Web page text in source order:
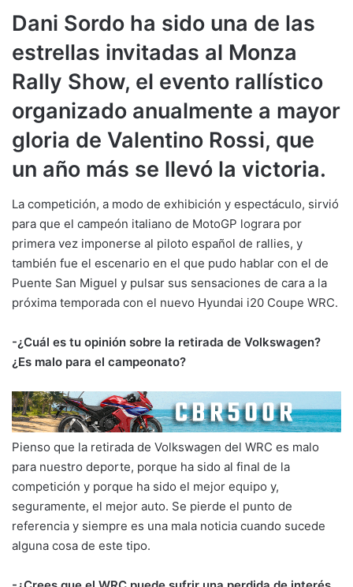
Dani Sordo ha sido una de las
estrellas invitadas al Monza
Rally Show, el evento rallístico
organizado anualmente a mayor
gloria de Valentino Rossi, que
un año más se llevó la victoria.
La competición, a modo de exhibición y espectáculo, sirvió
para que el campeón italiano de MotoGP lograra por
primera vez imponerse al piloto español de rallies, y
también fue el escenario en el que pudo hablar con el de
Puente San Miguel y pulsar sus sensaciones de cara a la
próxima temporada con el nuevo Hyundai i20 Coupe WRC.
-¿Cuál es tu opinión sobre la retirada de Volkswagen?
¿Es malo para el campeonato?
Pienso que la retirada de Volkswagen del WRC es malo
para nuestro deporte, porque ha sido al final de la
competición y porque ha sido el mejor equipo y,
seguramente, el mejor auto. Se pierde el punto de
referencia y siempre es una mala noticia cuando sucede
alguna cosa de este tipo.